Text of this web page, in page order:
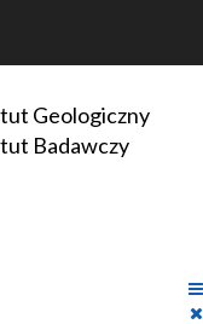
Geologiczny
Badawczy